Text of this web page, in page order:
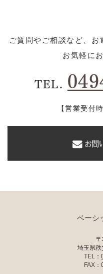
ご質問やご相談など、お
お気軽に
TEL.
【営業受付
お問
ベーシ
埼玉県秩
TEL：
FAX